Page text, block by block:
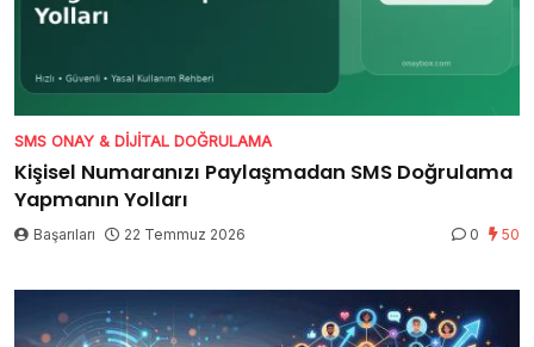
SMS ONAY & DIJITAL DOĞRULAMA
Kişisel Numaranızı Paylaşmadan SMS Doğrulama
Yapmanın Yolları
Başarıları 22 Temmuz 2026 0 50